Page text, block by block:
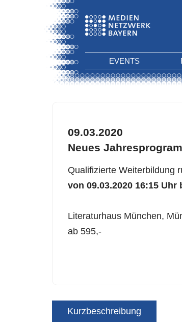
EVENTS
09.03.2020
Neues
Qualifizierte Weiterbildung
von 09.03.2020 16:15 Uhr
Literaturhaus München,
ab 595,-
Kurzbeschreibung